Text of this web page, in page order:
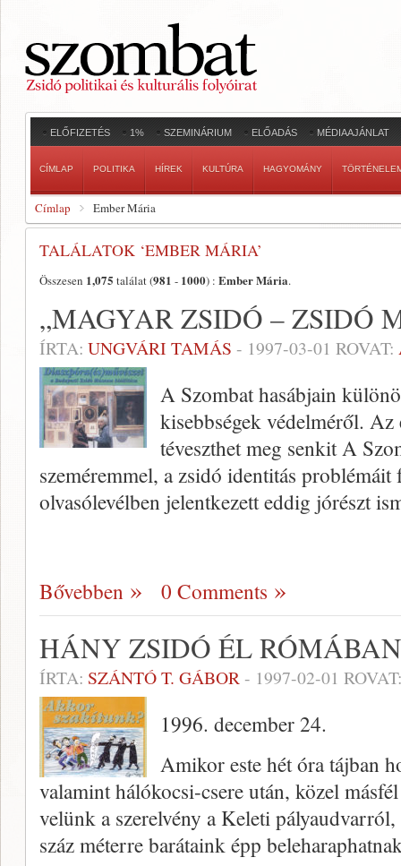
ELŐFIZETÉS 1% SZEMINÁRIUM ELŐADÁS MÉDIAAJÁNLAT
CÍMLAP POLITIKA HÍREK KULTÚRA HAGYOMÁNY
Címlap Ember Mária
TALÁLATOK ‘EMBER MÁRIA’
Összesen 1,075 találat (981 - 1000) : Ember Mária.
„MAGYAR ZSIDÓ – ZSIDÓ
ÍRTA: UNGVÁRI TAMÁS - 1997-03-01 ROVAT:
A Szombat hasábjain
kisebbségek védelméről.
téveszthet meg senkit A
szeméremmel, a zsidó identitás problé­máit
olvasólevélben jelentkezett eddig jórészt
Bővebben 0 Comments
HÁNY ZSIDÓ ÉL
ÍRTA: SZÁNTÓ T. GÁBOR- 1997-02-01
1996. december 24.
Amikor este hét óra tájban
valamint hálókocsi-­csere után, közel
velünk a szerelvény a Keleti
száz méterre barátaink épp